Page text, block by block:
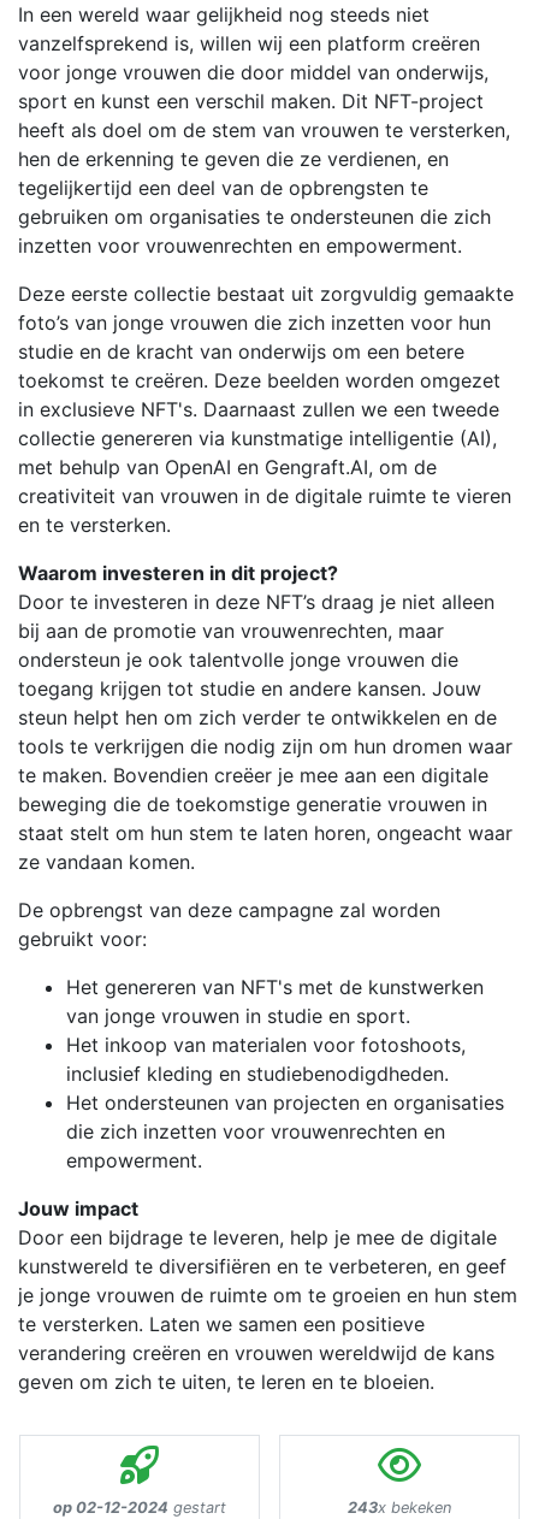
In een wereld waar gelijkheid nog steeds niet
vanzelfsprekend is, willen wij een platform creëren
voor jonge vrouwen die door middel van onderwijs,
sport en kunst een verschil maken. Dit NFT-project
heeft als doel om de stem van vrouwen te versterken,
hen de erkenning te geven die ze verdienen, en
tegelijkertijd een deel van de opbrengsten te
gebruiken om organisaties te ondersteunen die zich
inzetten voor vrouwenrechten en empowerment.
Deze eerste collectie bestaat uit zorgvuldig gemaakte
foto’s van jonge vrouwen die zich inzetten voor hun
studie en de kracht van onderwijs om een betere
toekomst te creëren. Deze beelden worden omgezet
in exclusieve NFT's. Daarnaast zullen we een tweede
collectie genereren via kunstmatige intelligentie (AI),
met behulp van OpenAI en Gengraft.AI, om de
creativiteit van vrouwen in de digitale ruimte te vieren
en te versterken.
Waarom investeren in dit project?
Door te investeren in deze NFT’s draag je niet alleen
bij aan de promotie van vrouwenrechten, maar
ondersteun je ook talentvolle jonge vrouwen die
toegang krijgen tot studie en andere kansen. Jouw
steun helpt hen om zich verder te ontwikkelen en de
tools te verkrijgen die nodig zijn om hun dromen waar
te maken. Bovendien creëer je mee aan een digitale
beweging die de toekomstige generatie vrouwen in
staat stelt om hun stem te laten horen, ongeacht waar
ze vandaan komen.
De opbrengst van deze campagne zal worden
gebruikt voor:
Het genereren van NFT's met de kunstwerken
van jonge vrouwen in studie en sport.
Het inkoop van materialen voor fotoshoots,
inclusief kleding en studiebenodigdheden.
Het ondersteunen van projecten en organisaties
die zich inzetten voor vrouwenrechten en
empowerment.
Jouw impact
Door een bijdrage te leveren, help je mee de digitale
kunstwereld te diversifiëren en te verbeteren, en geef
je jonge vrouwen de ruimte om te groeien en hun stem
te versterken. Laten we samen een positieve
verandering creëren en vrouwen wereldwijd de kans
geven om zich te uiten, te leren en te bloeien.
op 02-12-2024 gestart 243x bekeken